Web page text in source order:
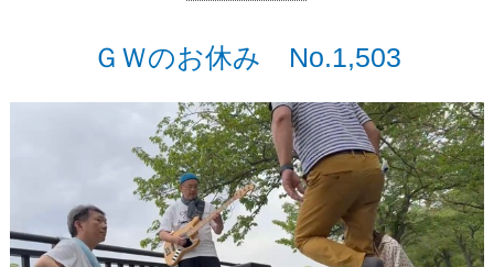
ＧＷのお休み No.1,503